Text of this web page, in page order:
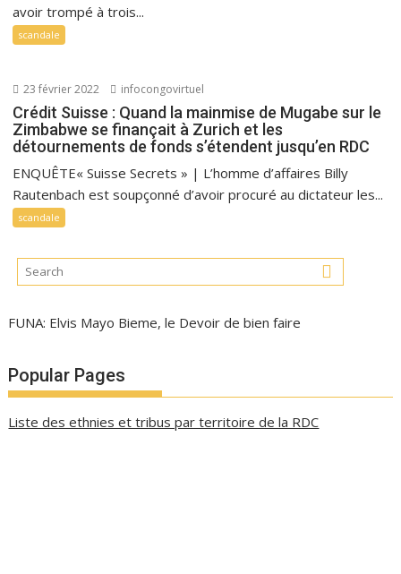
avoir trompé à trois...
scandale
23 février 2022 infocongovirtuel
Crédit Suisse : Quand la mainmise de Mugabe sur le
Zimbabwe se finançait à Zurich et les
détournements de fonds s’étendent jusqu’en RDC
ENQUÊTE« Suisse Secrets » | L’homme d’affaires Billy
Rautenbach est soupçonné d’avoir procuré au dictateur les...
scandale
FUNA: Elvis Mayo Bieme, le Devoir de bien faire
Popular Pages
Liste des ethnies et tribus par territoire de la RDC